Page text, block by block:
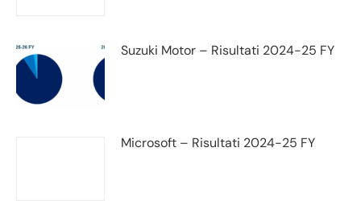
Suzuki Motor – Risultati 2024-25 FY
Microsoft – Risultati 2024-25 FY